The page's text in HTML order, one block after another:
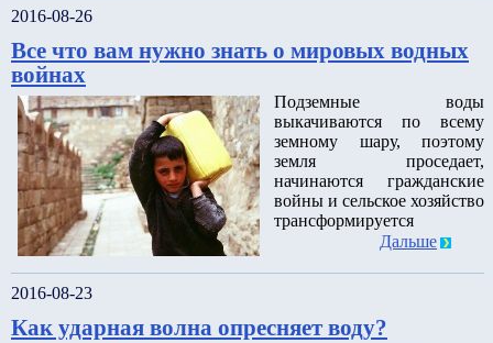
2016-08-26
Все что вам нужно знать о мировых водных
войнах
Подземные воды
выкачиваются по всему
земному шару, поэтому
земля проседает,
начинаются гражданские
войны и сельское хозяйство
трансформируется
Дальше
2016-08-23
Как ударная волна опресняет воду?